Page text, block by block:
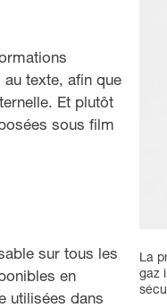
texte, afin que
Et plutôt
sous film
sur tous les
en
utilisées dans
La
gaz